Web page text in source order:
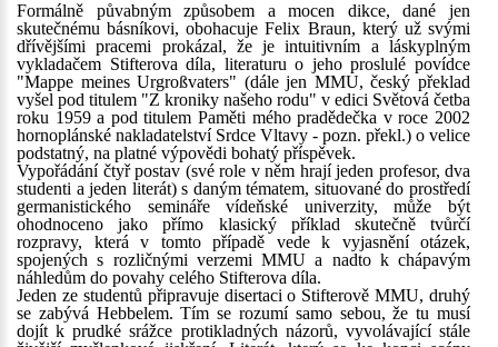
Formálně půvabným způsobem a mocen dikce, dané jen
skutečnému básníkovi, obohacuje Felix Braun, který už svými
dřívějšími pracemi prokázal, že je intuitivním a láskyplným
vykladačem Stifterova díla, literaturu o jeho proslulé povídce
"Mappe meines Urgroßvaters" (dále jen MMU, český překlad
vyšel pod titulem "Z kroniky našeho rodu" v edici Světová četba
roku 1959 a pod titulem Paměti mého pradědečka v roce 2002
hornoplánské nakladatelství Srdce Vltavy - pozn. překl.) o velice
podstatný, na platné výpovědi bohatý příspěvek.
Vypořádání čtyř postav (své role v něm hrají jeden profesor, dva
studenti a jeden literát) s daným tématem, situované do prostředí
germanistického semináře vídeňské univerzity, může být
ohodnoceno jako přímo klasický příklad skutečně tvůrčí
rozpravy, která v tomto případě vede k vyjasnění otázek,
spojených s rozličnými verzemi MMU a nadto k chápavým
náhledům do povahy celého Stifterova díla.
Jeden ze studentů připravuje disertaci o Stifterově MMU, druhý
se zabývá Hebbelem. Tím se rozumí samo sebou, že tu musí
dojít k prudké srážce protikladných názorů, vyvolávající stále